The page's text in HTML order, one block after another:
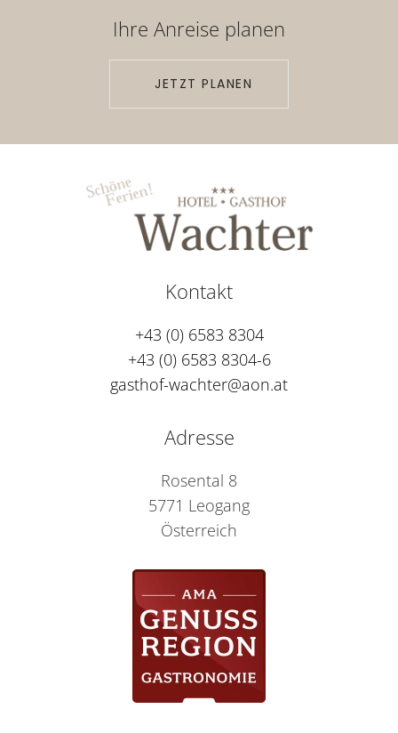
Ihre Anreise planen
JETZT PLANEN
Adresse
Rosental 8
5771 Leogang
Österreich
Kontakt
+43 (0) 6583 8304
+43 (0) 6583 8304-6
gasthof-wachter@aon.at